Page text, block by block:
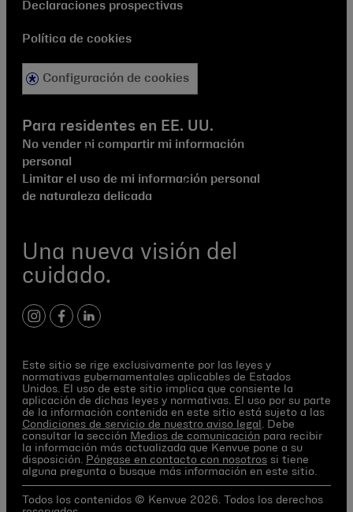
Una nueva visión del
cuidado.
instagram
facebook
linkedin
Declaraciones prospectivas
Política de cookies
Configuración de cookies
Para residentes en EE. UU.
No vender ni compartir mi información
personal
Limitar el uso de mi información personal
de naturaleza delicada
Este sitio se rige exclusivamente por las leyes y
normativas gubernamentales aplicables de Estados
Unidos. El uso de este sitio implica que consiente la
aplicación de dichas leyes y normativas. El uso por su parte
de la información contenida en este sitio está sujeto a las
Condiciones de servicio de nuestro aviso legal
. Debe
consultar la sección Medios de comunicación para recibir
la información más actualizada que Kenvue pone a su
disposición.
Póngase en contacto con nosotros si tiene
alguna pregunta o busque más información en este sitio.
Todos los contenidos © Kenvue 2026. Todos los derechos